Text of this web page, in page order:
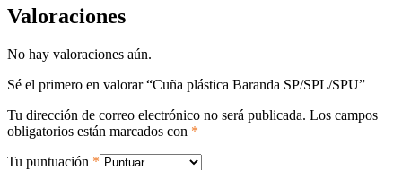
Valoraciones
No hay valoraciones aún.
Sé el primero en valorar “Cuña plástica Baranda SP/SPL/SPU”
Tu dirección de correo electrónico no será publicada. Los campos
obligatorios están marcados con *
Tu puntuación *